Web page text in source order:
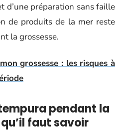
d’une préparation sans faille
de produits de la mer reste
la grossesse.
grossesse : les risques à
pendant la
faut savoir